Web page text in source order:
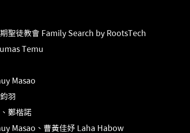
聖徒教會 Family Search by RootsTech
Temu
Masao
羽
鄭楷諾
Masao、曹黃佳妤 Laha Habow